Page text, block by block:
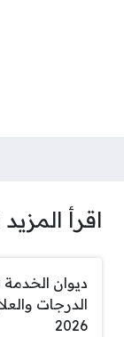
اقرأ
ديوان
الدرجات
2026